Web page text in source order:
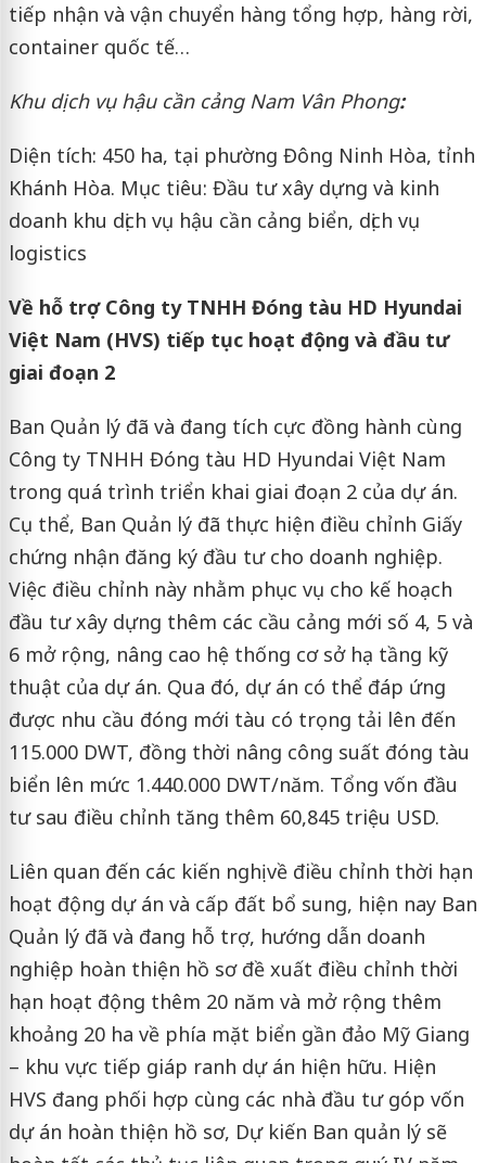
tiếp nhận và vận chuyển hàng tổng hợp, hàng rời,
container quốc tế…
Khu dịch vụ hậu cần cảng Nam Vân Phong:
Diện tích: 450 ha, tại phường Đông Ninh Hòa, tỉnh
Khánh Hòa. Mục tiêu: Đầu tư xây dựng và kinh
doanh khu dịch vụ hậu cần cảng biển, dịch vụ
logistics
Về hỗ trợ Công ty TNHH Đóng tàu HD Hyundai
Việt Nam (HVS) tiếp tục hoạt động và đầu tư
giai đoạn 2
Ban Quản lý đã và đang tích cực đồng hành cùng
Công ty TNHH Đóng tàu HD Hyundai Việt Nam
trong quá trình triển khai giai đoạn 2 của dự án.
Cụ thể, Ban Quản lý đã thực hiện điều chỉnh Giấy
chứng nhận đăng ký đầu tư cho doanh nghiệp.
Việc điều chỉnh này nhằm phục vụ cho kế hoạch
đầu tư xây dựng thêm các cầu cảng mới số 4, 5 và
6 mở rộng, nâng cao hệ thống cơ sở hạ tầng kỹ
thuật của dự án. Qua đó, dự án có thể đáp ứng
được nhu cầu đóng mới tàu có trọng tải lên đến
115.000 DWT, đồng thời nâng công suất đóng tàu
biển lên mức 1.440.000 DWT/năm. Tổng vốn đầu
tư sau điều chỉnh tăng thêm 60,845 triệu USD.
Liên quan đến các kiến nghị về điều chỉnh thời hạn
hoạt động dự án và cấp đất bổ sung, hiện nay Ban
Quản lý đã và đang hỗ trợ, hướng dẫn doanh
nghiệp hoàn thiện hồ sơ đề xuất điều chỉnh thời
hạn hoạt động thêm 20 năm và mở rộng thêm
khoảng 20 ha về phía mặt biển gần đảo Mỹ Giang
– khu vực tiếp giáp ranh dự án hiện hữu. Hiện
HVS đang phối hợp cùng các nhà đầu tư góp vốn
dự án hoàn thiện hồ sơ, Dự kiến Ban quản lý sẽ